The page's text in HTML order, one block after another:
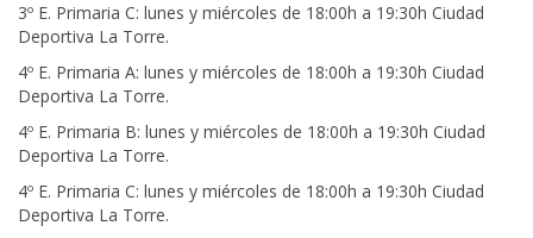
3º E. Primaria C: lunes y miércoles de 18:00h a 19:30h Ciudad
Deportiva La Torre.
4º E. Primaria A: lunes y miércoles de 18:00h a 19:30h Ciudad
Deportiva La Torre.
4º E. Primaria B: lunes y miércoles de 18:00h a 19:30h Ciudad
Deportiva La Torre.
4º E. Primaria C: lunes y miércoles de 18:00h a 19:30h Ciudad
Deportiva La Torre.